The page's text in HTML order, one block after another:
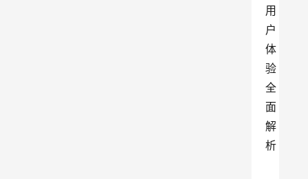
用
户
体
验
全
面
解
析